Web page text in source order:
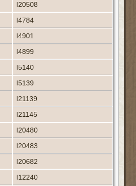
I20508
I4784
I4901
I4899
I5140
I5139
I21139
I21145
I20480
I20483
I20682
I12240